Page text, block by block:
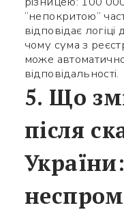
“непокритою”
відповідає
чому сума з
може
відповідальності.
5. Що
після